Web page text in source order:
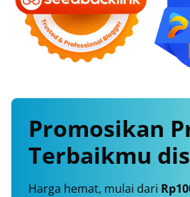
Promosikan
Terbaikmu
Harga hemat, mulai dari